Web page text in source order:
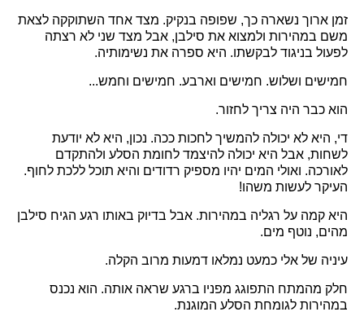
זמן ארוך נשארה כך, שפופה בנקיק. מצד אחד השתוקקה לצאת
משם במהירות ולמצוא את סילבן, אבל מצד שני לא רצתה
לפעול בניגוד לבקשתו. היא ספרה את נשימותיה.
חמישים ושלוש. חמישים וארבע. חמישים וחמש...
הוא כבר היה צריך לחזור.
די, היא לא יכולה להמשיך לחכות ככה. נכון, היא לא יודעת
לשחות, אבל היא יכולה להיצמד לחומת הסלע ולהתקדם
לאורכה. ואולי המים יהיו מספיק רדודים והיא תוכל ללכת לחוף.
העיקר לעשות משהו!
היא קמה על רגליה במהירות. אבל בדיוק באותו רגע הגיח סילבן
מהים, נוטף מים.
עיניה של אלי כמעט נמלאו דמעות מרוב הקלה.
חלק מהמתח התפוגג מפניו ברגע שראה אותה. הוא נכנס
במהירות לגומחת הסלע המוגנת.